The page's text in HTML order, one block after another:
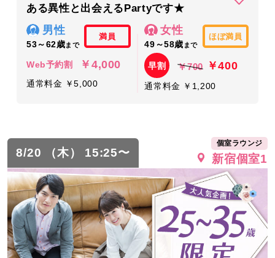
ある異性と出会えるPartyです★
男性
53～62歳まで
満員
Web予約割 ￥4,000
通常料金 ￥5,000
女性
49～58歳 まで
ほぼ満員
早割 ￥700 ￥400
通常料金 ￥1,200
8/20 （木） 15:25〜
個室ラウンジ
新宿個室1